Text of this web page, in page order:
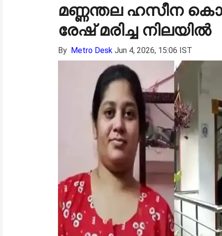
മ​ണ്ണ​ന്ത​ല ഹ​സീ​ന
രേ​ഷ് മ​രി​ച്ച നി​ല​യി​ൽ
By Metro Desk Jun 4, 2026, 15:06 IST